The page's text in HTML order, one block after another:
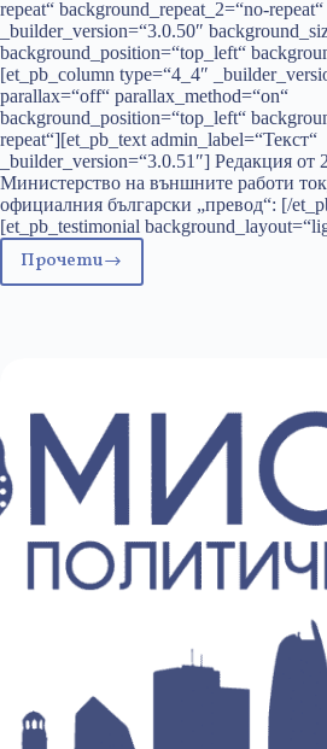
repeat“ background_repeat_2=“no-
_builder_version=“3.0.50″
background_position=“top_left“
[et_pb_column type=“4_4″
parallax=“off“ parallax_method=“on“
background_position=“top_left“
repeat“][et_pb_text admin_label=“Текст“
_builder_version=“3.0.51″] Редакция от
Министерство на външните работи
официалния български „превод“: [/
[et_pb_testimonial
Прочети
Пълен
български
език